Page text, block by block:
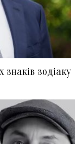
знаків зодіаку